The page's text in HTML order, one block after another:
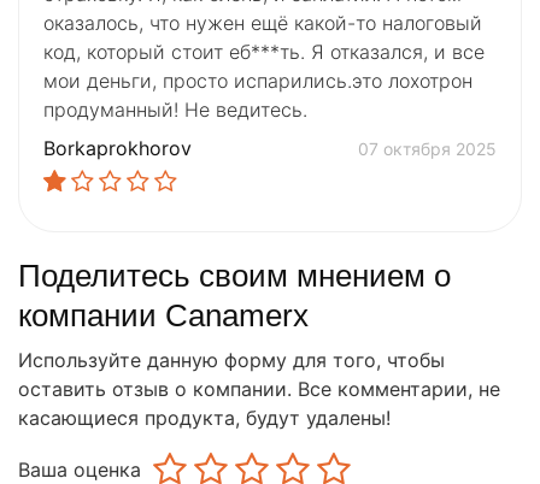
оказалось, что нужен ещё какой-то налоговый
код, который стоит еб***ть. Я отказался, и все
мои деньги, просто испарились.это лохотрон
продуманный! Не ведитесь.
Borkaprokhorov
07 октября 2025
Поделитесь своим мнением о
компании Canamerx
Используйте данную форму для того, чтобы
оставить отзыв о компании. Все комментарии, не
касающиеся продукта, будут удалены!
Ваша оценка